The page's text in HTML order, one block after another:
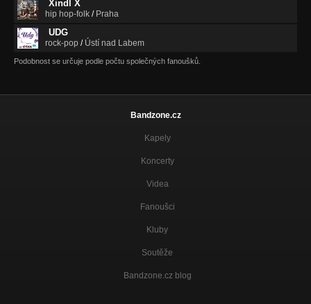
Xindl X
hip hop-folk / Praha
UDG
rock-pop / Ústí nad Labem
Podobnost se určuje podle počtu společných fanoušků.
Bandzone.cz
Kapely
Koncerty
Videa
Fanoušci
Kluby
Soutěže
Bandzone.cz blog